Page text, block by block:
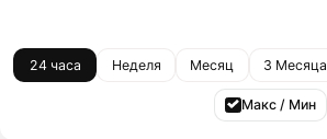
24 часа Неделя Месяц 3 Месяца
Макс / Мин